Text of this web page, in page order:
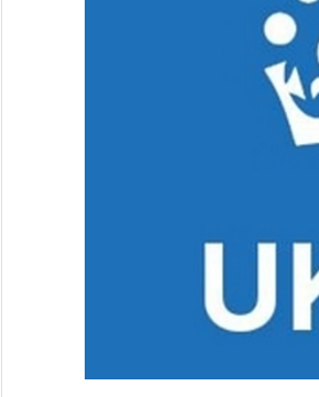
http://www.anzen.mofa.go.jp/info/
http://www.special-warfare.net/
http://www.w-digest.com/mm/